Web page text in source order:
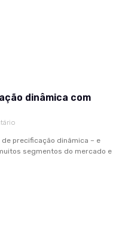
dinâmica com
precificação dinâmica – e
segmentos do mercado e